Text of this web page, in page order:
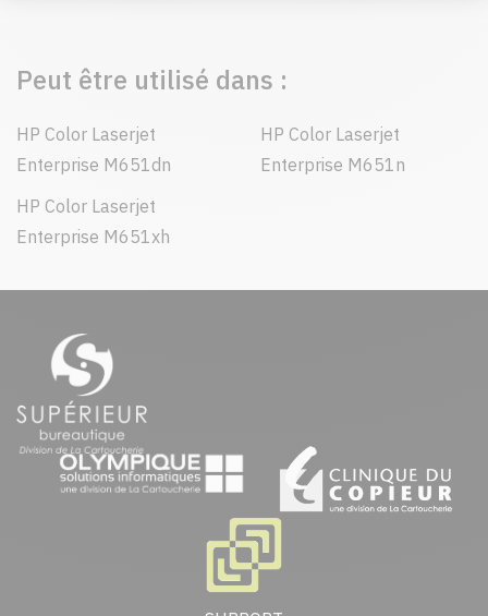
Peut être utilisé dans :
HP Color Laserjet
Enterprise M651dn
HP Color Laserjet
Enterprise M651n
HP Color Laserjet
Enterprise M651xh